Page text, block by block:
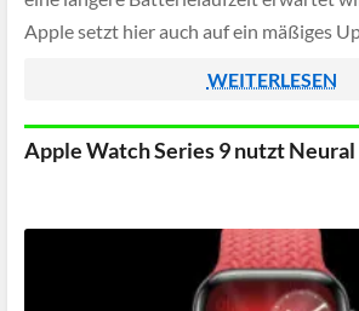
Apple setzt hier auch auf ein mäßiges
WEITERLESEN
Apple Watch Series 9 nutzt Neural